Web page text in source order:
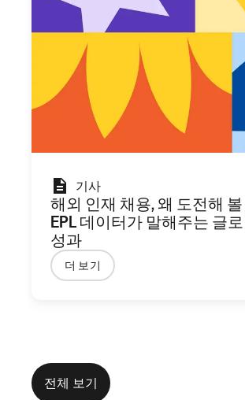
기사
해외 인재 채용, 왜 도전해
EPL 데이터가 말해주는 글
성과
더 보기
전체 보기